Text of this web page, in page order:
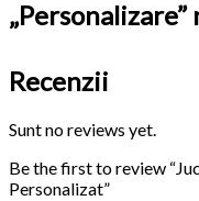
Recenzii
Sunt no reviews yet.
Be the first to review
Personalizat”